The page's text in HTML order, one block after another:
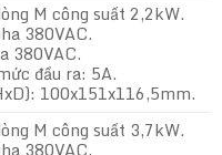
M công suất 2,2kW.
380VAC.
380VAC.
đầu ra: 5A.
100x151x116,5mm.
M công suất 3,7kW.